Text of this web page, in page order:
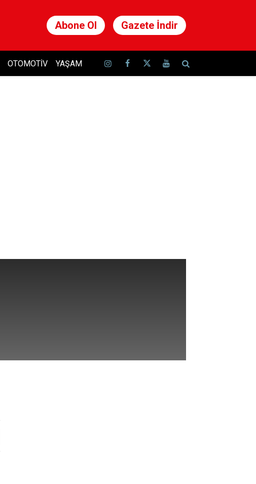
Abone Ol Gazete İndir
OTOMOTIV YAŞAM